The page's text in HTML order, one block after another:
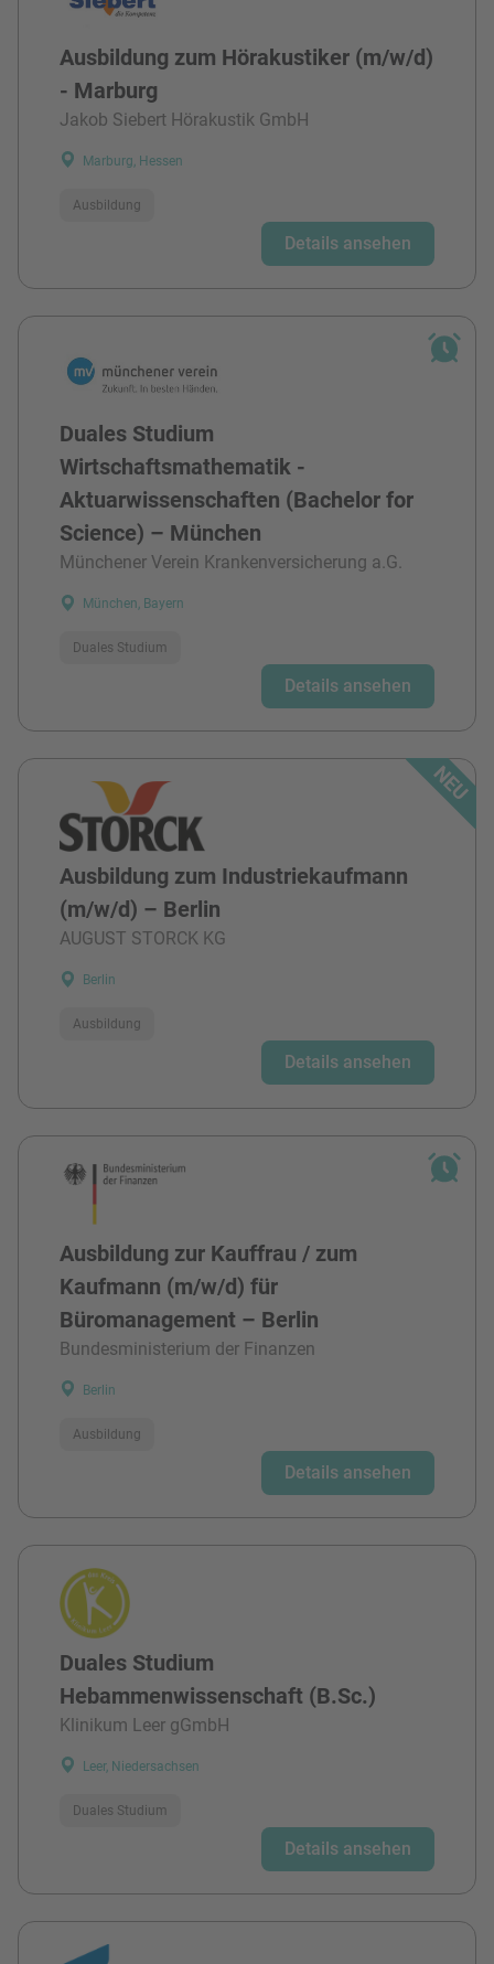
Ausbildung zum Hörakustiker (m/w/d)
- Marburg
Jakob Siebert Hörakustik GmbH
Marburg, Hessen
Ausbildung
Details ansehen
Duales Studium
Wirtschaftsmathematik -
Aktuarwissenschaften (Bachelor for
Science) – München
Münchener Verein Krankenversicherung a.G.
München, Bayern
Duales Studium
Details ansehen
Ausbildung zum Industriekaufmann
(m/w/d) – Berlin
AUGUST STORCK KG
Berlin
Ausbildung
Details ansehen
Ausbildung zur Kauffrau / zum
Kaufmann (m/w/d) für
Büromanagement – Berlin
Bundesministerium der Finanzen
Berlin
Ausbildung
Details ansehen
Duales Studium
Hebammenwissenschaft (B.Sc.)
Klinikum Leer gGmbH
Leer, Niedersachsen
Duales Studium
Details ansehen